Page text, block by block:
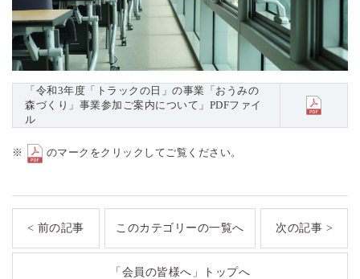
「令和3年度「トラックの日」の事業「おうみの
森づくり」事業参加ご案内について」PDFファイ
ル
※ のマークをクリックしてご覧ください。
< 前の記事 このカテゴリーの一覧へ 次の記事 >
「会員の皆様へ」トップへ